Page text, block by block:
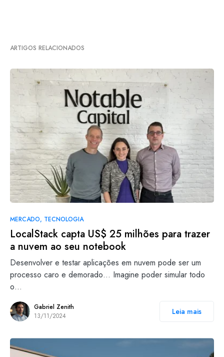
ARTIGOS RELACIONADOS
MERCADO TECNOLOGIA
LocalStack capta US$ 25 milhões para trazer
a nuvem ao seu notebook
Desenvolver e testar aplicações em nuvem pode ser um
processo caro e demorado… Imagine poder simular todo
o…
Gabriel Zenith
13/11/2024
Leia mais